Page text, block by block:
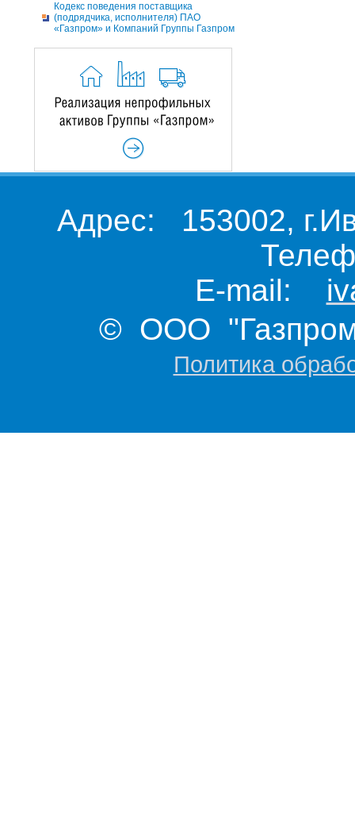
Кодекс поведения поставщика
(подрядчика, исполнителя) ПАО
«Газпром» и Компаний Группы Газпром
Адрес: 153002,
E-mail:
© ООО "Газпром
Политика